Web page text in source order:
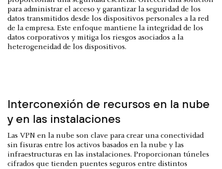
para administrar el acceso y garantizar la seguridad de los
datos transmitidos desde los dispositivos personales a la red
de la empresa. Este enfoque mantiene la integridad de los
datos corporativos y mitiga los riesgos asociados a la
heterogeneidad de los dispositivos.
Interconexión de recursos en la nube
y en las instalaciones
Las VPN en la nube son clave para crear una conectividad
sin fisuras entre los activos basados en la nube y las
infraestructuras en las instalaciones. Proporcionan túneles
cifrados que tienden puentes seguros entre distintos